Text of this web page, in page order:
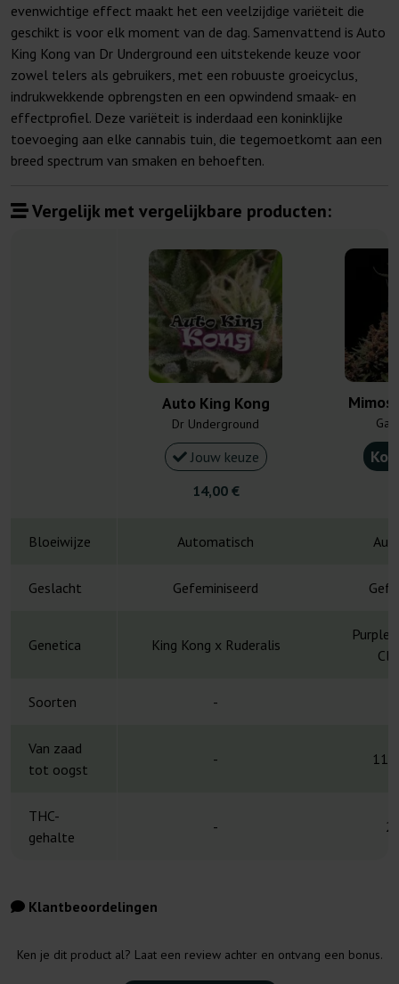
evenwichtige effect maakt het een veelzijdige variëteit die
geschikt is voor elk moment van de dag. Samenvattend is Auto
King Kong van Dr Underground een uitstekende keuze voor
zowel telers als gebruikers, met een robuuste groeicyclus,
indrukwekkende opbrengsten en een opwindend smaak- en
effectprofiel. Deze variëteit is inderdaad een koninklijke
toevoeging aan elke cannabis tuin, die tegemoetkomt aan een
breed spectrum van smaken en behoeften.
Vergelijk met vergelijkbare producten:
Auto King Kong
Dr Underground
Jouw keuze
14,00 €
Bloeiwijze Automatisch
Geslacht Gefeminiseerd
Genetica King Kong x Ruderalis
Purple
Soorten -
Van zaad
tot oogst
- 11-
THC-
gehalte
-
Klantbeoordelingen
Ken je dit product al? Laat een review achter en ontvang een bonus.